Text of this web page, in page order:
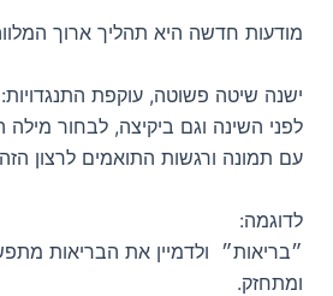
מודעות חדשה היא תהליך ארוך
ישנה שיטה פשוטה, עוקפת התנגדויות:
לפני השינה וגם ביקיצה, לבחור
עם תמונה ורגשות התואמים לרצון
לדוגמה:
״בריאות״ ולדמיין את הבריאות
ומתחזק.